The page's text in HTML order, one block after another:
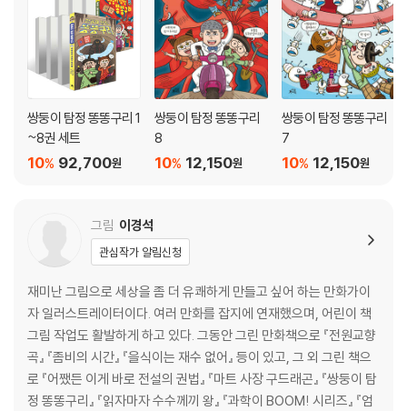
쌍둥이 탐정 똥똥구리 1
~8권 세트
92,700원
10%
쌍둥이 탐정 똥똥구리
8
12,150원
10%
쌍둥이 탐정 똥똥구리
7
12,150원
10%
그림 이경석
관심작가 알림신청
재미난 그림으로 세상을 좀 더 유쾌하게 만들고 싶어 하는 만화가이
자 일러스트레이터이다. 여러 만화를 잡지에 연재했으며, 어린이 책
그림 작업도 활발하게 하고 있다. 그동안 그린 만화책으로 『전원교향
곡』 『좀비의 시간』 『을식이는 재수 없어』 등이 있고, 그 외 그린 책으
로 『어쨌든 이게 바로 전설의 권법』 『마트 사장 구드래곤』 『쌍둥이 탐
정 똥똥구리』 『읽자마자 수수께끼 왕』 『과학이 BOOM! 시리즈』 『엄